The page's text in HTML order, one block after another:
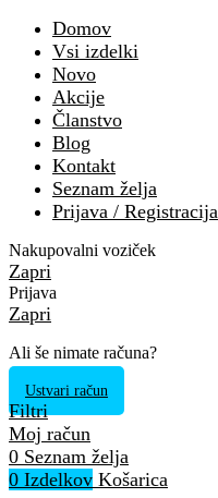
Domov
Vsi izdelki
Novo
Akcije
Članstvo
Blog
Kontakt
Seznam želja
Prijava / Registracija
Nakupovalni voziček
Zapri
Prijava
Zapri
Ali še nimate računa?
Ustvari račun
Filtri
Moj račun
0 Seznam želja
0 Izdelkov Košarica